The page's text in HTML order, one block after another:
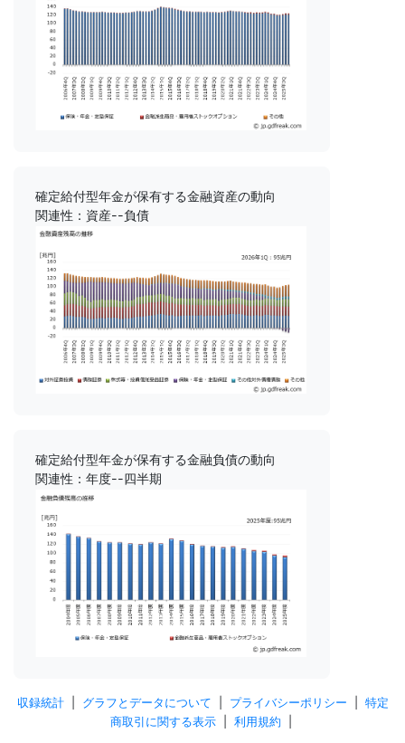
確定給付型年金が保有する金融資産の動向
関連性：資産--負債
確定給付型年金が保有する金融負債の動向
関連性：年度--四半期
収録統計| グラフとデータについて プライバシーポリシー
特定
商取引に関する表示| 利用規約